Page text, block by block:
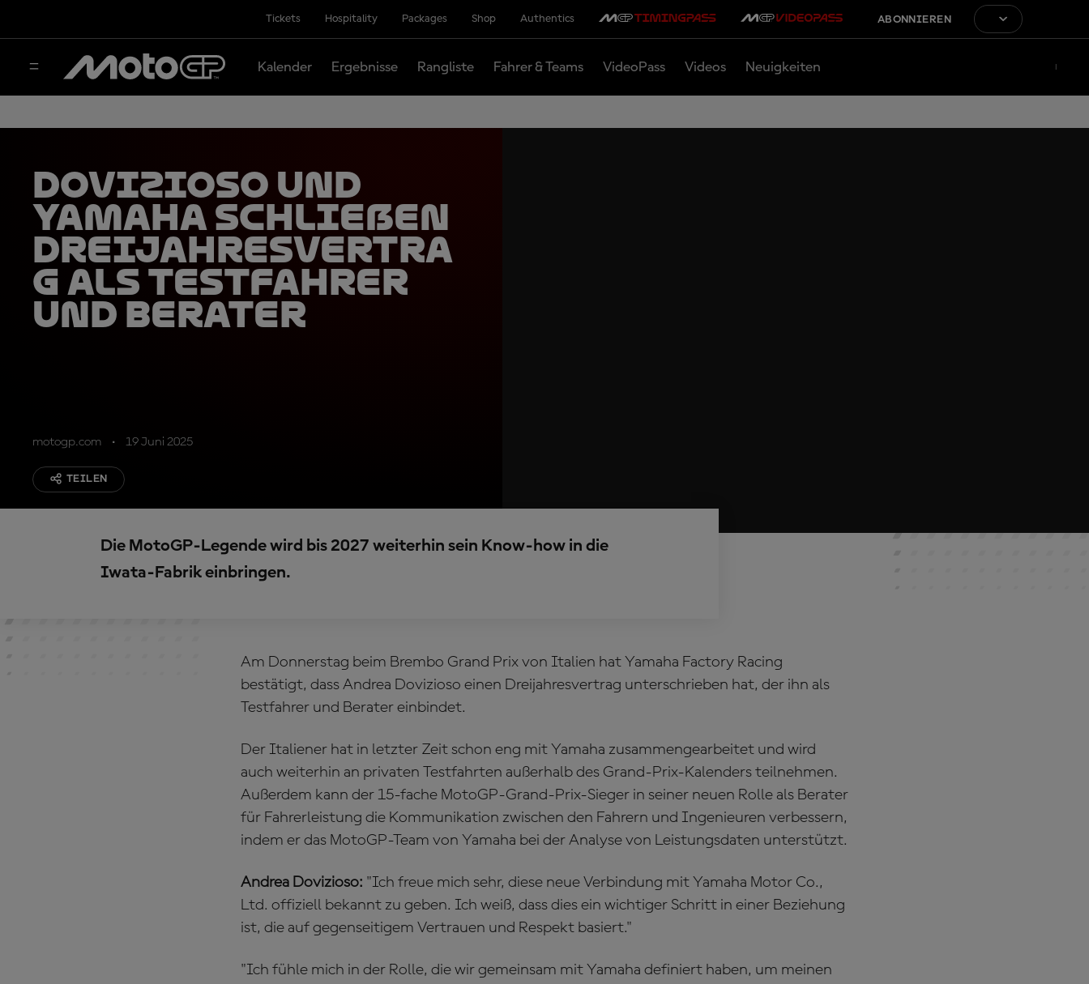
Tickets Hospitality Packages Shop Authentics ABONNIEREN
Kalender Ergebnisse Rangliste Fahrer & Teams VideoPass Videos Neuigkeiten
Dovizioso und
Yamaha schließen
Dreijahresvertra
g als Testfahrer
und Berater
motogp.com 19 Juni 2025
TEILEN
Die MotoGP-Legende wird bis 2027 weiterhin sein Know-how in die
Iwata-Fabrik einbringen.
Am Donnerstag beim Brembo Grand Prix von Italien hat Yamaha Factory Racing
bestätigt, dass Andrea Dovizioso einen Dreijahresvertrag unterschrieben hat, der ihn als
Testfahrer und Berater einbindet.
Der Italiener hat in letzter Zeit schon eng mit Yamaha zusammengearbeitet und wird
auch weiterhin an privaten Testfahrten außerhalb des Grand-Prix-Kalenders teilnehmen.
Außerdem kann der 15-fache MotoGP-Grand-Prix-Sieger in seiner neuen Rolle als Berater
für Fahrerleistung die Kommunikation zwischen den Fahrern und Ingenieuren verbessern,
indem er das MotoGP-Team von Yamaha bei der Analyse von Leistungsdaten unterstützt.
Andrea Dovizioso: "Ich freue mich sehr, diese neue Verbindung mit Yamaha Motor Co.,
Ltd. offiziell bekannt zu geben. Ich weiß, dass dies ein wichtiger Schritt in einer Beziehung
ist, die auf gegenseitigem Vertrauen und Respekt basiert."
"Ich fühle mich in der Rolle, die wir gemeinsam mit Yamaha definiert haben, um meinen